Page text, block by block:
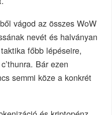
vágod az összes WoW
nevét és halványan
főbb lépéseire,
Bár ezen
semmi köze a konkrét